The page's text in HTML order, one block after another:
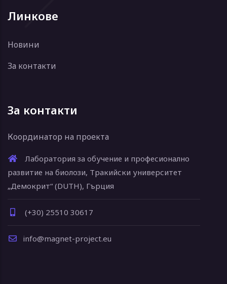
Линкове
Новини
За контакти
За контакти
Координатор на проекта
Лаборатория за обучение и професионално
развитие на биолози, Тракийски университет
„Демокрит“ (DUTH), Гърция
(+30) 25510 30617
info@magnet-project.eu